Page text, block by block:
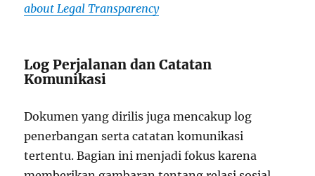
about Legal Transparency
Log Perjalanan dan Catatan
Komunikasi
Dokumen yang dirilis juga mencakup log
penerbangan serta catatan komunikasi
tertentu. Bagian ini menjadi fokus karena